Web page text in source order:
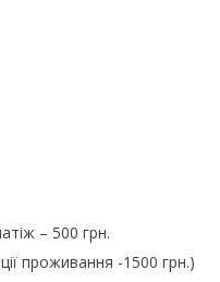
– 500 грн.
проживання -1500 грн.)